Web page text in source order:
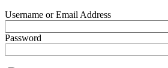
Username or Email Address
Password